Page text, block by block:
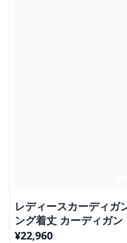
レディースカーディガ
ング着丈 カーディガン
¥22,960